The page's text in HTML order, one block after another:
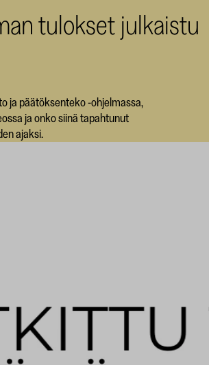
tulokset julkaistu
ja päätöksenteko -ohjelmassa,
ja onko siinä tapahtunut
ajaksi.